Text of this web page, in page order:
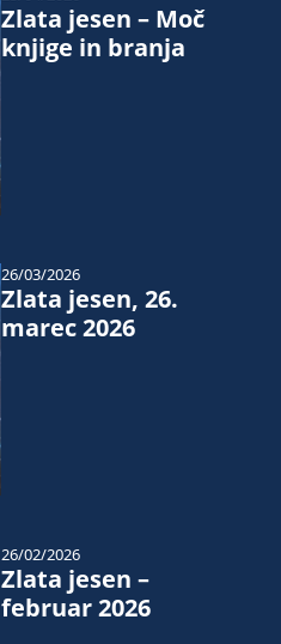
Zlata jesen – Moč
knjige in branja
Zlata jesen, 26.
marec 2026
26/03/2026
Zlata jesen –
februar 2026
26/02/2026